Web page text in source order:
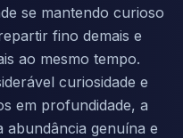
se mantendo curioso
fino demais e
ao mesmo tempo.
curiosidade e
em profundidade, a
abundância genuína e